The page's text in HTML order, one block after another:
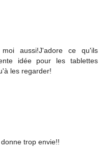
aussi!J'adore ce qu'ils
idée pour les tablettes
les regarder!
trop envie!!